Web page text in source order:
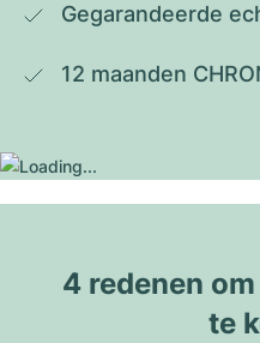
Gegarandeerde
12 maanden
4 redenen
te